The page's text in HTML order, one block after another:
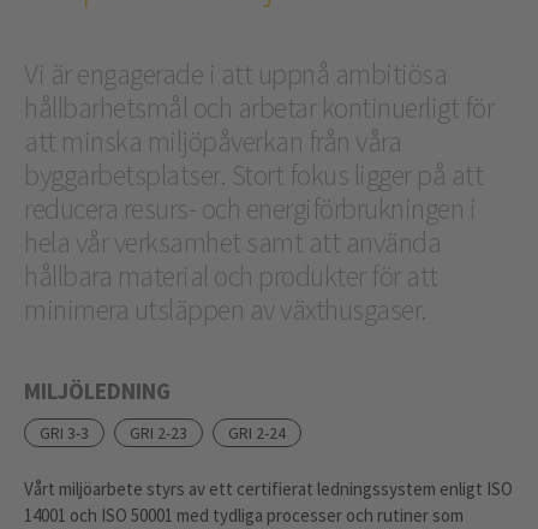
Vi är engagerade i att uppnå ambitiösa
hållbarhetsmål och arbetar kontinuerligt för
att minska miljöpåverkan från våra
byggarbetsplatser. Stort fokus ligger på att
reducera resurs- och energiförbrukningen i
hela vår verksamhet samt att använda
hållbara material och produkter för att
minimera utsläppen av växthusgaser.
MILJÖLEDNING
GRI 3-3 GRI 2-23 GRI 2-24
Vårt miljöarbete styrs av ett certifierat ledningssystem enligt ISO
14001 och ISO 50001 med tydliga processer och rutiner som